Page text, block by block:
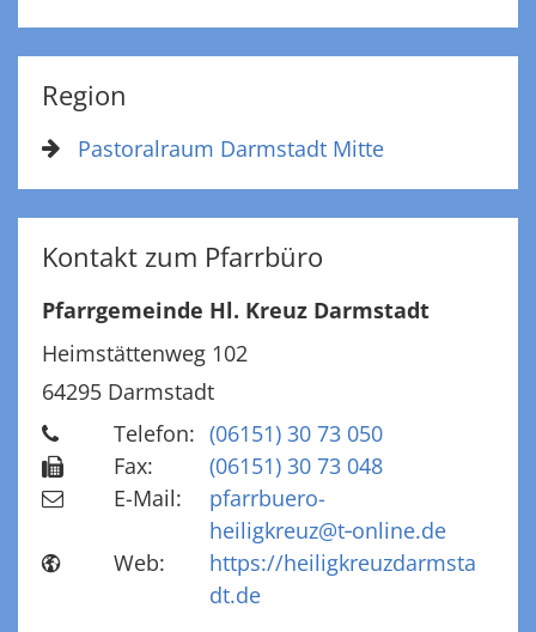
Region
Pastoralraum Darmstadt Mitte
Kontakt zum Pfarrbüro
Pfarrgemeinde Hl. Kreuz Darmstadt
Heimstättenweg 102
64295 Darmstadt
Telefon: (06151) 30 73 050
Fax:
(06151) 30 73 048
E-Mail:
pfarrbuero-
heiligkreuz@t‑online.de
Web:
https://heiligkreuzdarmsta
dt.de